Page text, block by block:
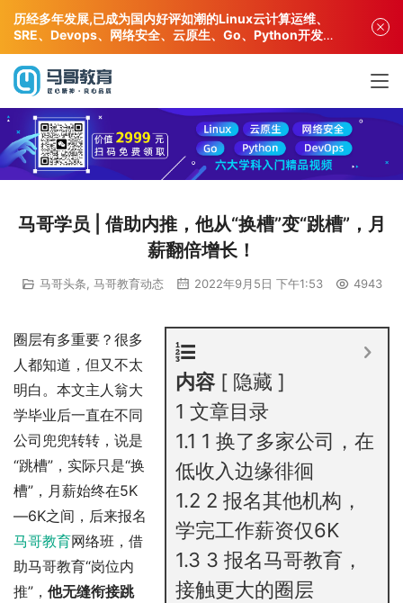
马哥学员 | 借助内推，他从“换槽”变“跳槽”，月
薪翻倍增长！
马哥头条 马哥教育动态 2022年9月5日 下午1:53 4943
内容
隐藏
1 文章目录
1.1 1 换了多家公司，在
低收入边缘徘徊
1.2 2 报名其他机构，
学完工作薪资仅6K
1.3 3 报名马哥教育，
接触更大的圈层
圈层有多重要？很多
人都知道，但又不太
明白。本文主人翁大
学毕业后一直在不同
公司兜兜转转，说是
“跳槽”，实际只是“换
槽”，月薪始终在5K
—6K之间，后来报名
马哥教育网络班，借
助马哥教育“岗位内
推”， 他无缝衔接跳
历经多年发展,已成为国内好评如潮的Linux云计算运维、
SRE、Devops、网络安全、云原生、Go、Python开发专
业人才培训机构!